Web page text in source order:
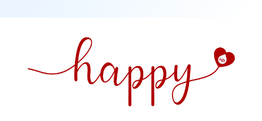
Hafele HC-I773C 536.01.835 - Bảo Hành Chính
Hãng 24 tháng, Miễn Phí Vận Chuyển TOÀN QUỐC -
100% Hàng Chính Hãng, Đủ đủ hóa đơn VAT, Đảm
bảo Uy tín và Chất lượng. | hapa.vn